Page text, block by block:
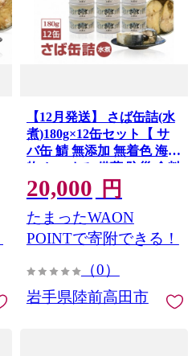
【12月発送】 さば缶詰(水
煮)180g×12缶セット【 サ
バ缶 鯖 無添加 無着色 海産
物 おつまみ 備蓄 防災 食料
長期保存 非常食 和尚印 】
RT860-12
20,000 円
たまったWAON
POINTで寄附できる！
（0）
岩手県陸前高田市